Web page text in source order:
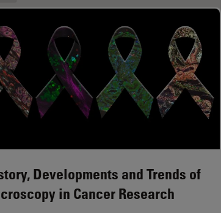
Developments and Trends of
in Cancer Research